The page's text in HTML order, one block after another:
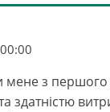
мене з
здатністю